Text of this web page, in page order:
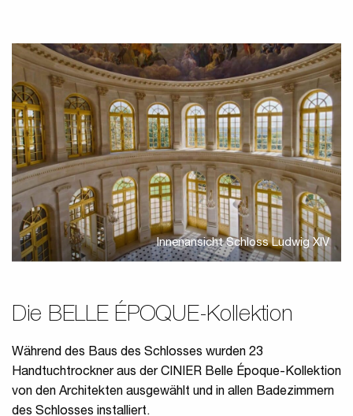
Innenansicht Schloss Ludwig XIV
Die BELLE ÉPOQUE-Kollektion
Während des Baus des Schlosses wurden 23
Handtuchtrockner aus der CINIER Belle Époque-Kollektion
von den Architekten ausgewählt und in allen Badezimmern
des Schlosses installiert.